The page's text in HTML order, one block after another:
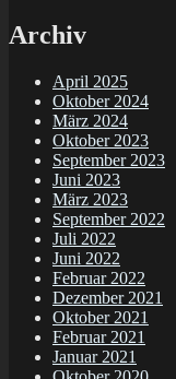
Archiv
April 2025
Oktober 2024
März 2024
Oktober 2023
September 2023
Juni 2023
März 2023
September 2022
Juli 2022
Juni 2022
Februar 2022
Dezember 2021
Oktober 2021
Februar 2021
Januar 2021